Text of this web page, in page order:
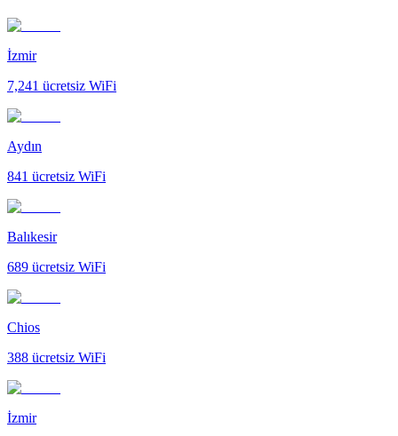
İzmir
7,241 ücretsiz WiFi
Aydın
841 ücretsiz WiFi
Balıkesir
689 ücretsiz WiFi
Chios
388 ücretsiz WiFi
İzmir